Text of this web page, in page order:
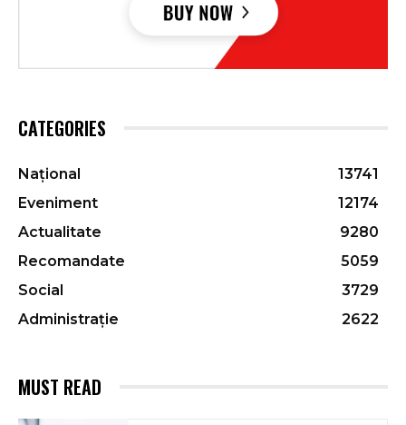
CATEGORIES
Național
13741
Eveniment
12174
Actualitate
9280
Recomandate
5059
Social
3729
Administrație
2622
MUST READ